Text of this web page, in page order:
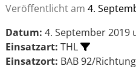
Veröffentlicht am 4.
Datum: 4. September 2019
Einsatzart: THL
Einsatzort: BAB 92/